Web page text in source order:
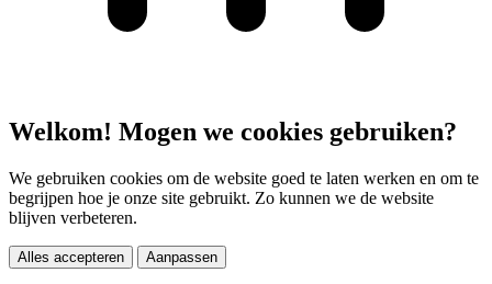
Welkom! Mogen we cookies gebruiken?
We gebruiken cookies om de website goed te laten werken en om te
begrijpen hoe je onze site gebruikt. Zo kunnen we de website
blijven verbeteren.
Alles accepteren Aanpassen